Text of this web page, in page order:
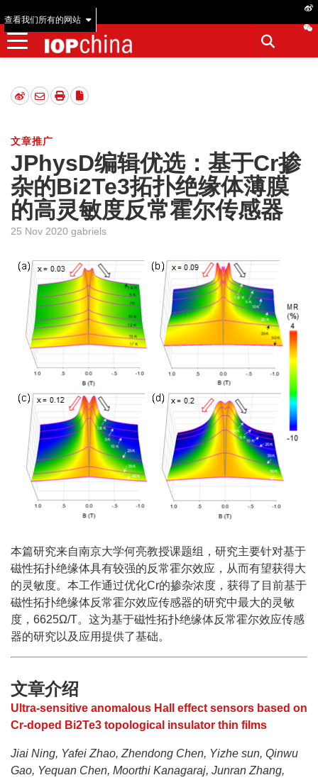
查看我们所有的网站
文章推广
JPhysD编辑优选：基于Cr掺
杂的Bi2Te3拓扑绝缘体薄膜
的高灵敏度反常霍尔传感器
25 Nov 2020 gabriels
本篇研究来自南京大学何亮教授课题组，研究主要针对基于
磁性拓扑绝缘体具有较强的反常霍尔效应，从而有望获得大
的灵敏度。本工作通过优化Cr的掺杂浓度，获得了目前基于
磁性拓扑绝缘体反常霍尔效应传感器的研究中最大的灵敏
度，6625Ω/T。这为基于磁性拓扑绝缘体反常霍尔效应传感
器的研究以及应用提供了基础。
文章介绍
Ultra-sensitive anomalous Hall effect sensors based on
Cr-doped Bi2Te3 topological insulator thin films
Jiai Ning, Yafei Zhao, Zhendong Chen, Yizhe sun, Qinwu
Gao, Yequan Chen, Moorthi Kanagaraj, Junran Zhang,